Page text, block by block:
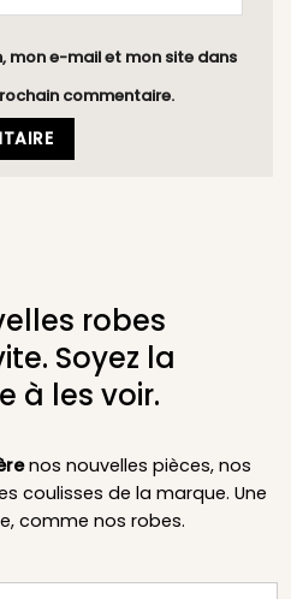
mon e-mail et mon site dans
commentaire.
robes
Soyez la
à les voir.
nos nouvelles pièces, nos
coulisses de la marque. Une
comme nos robes.